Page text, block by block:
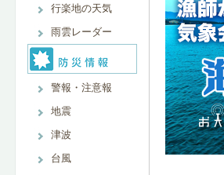
行楽地の天気
雨雲レーダー
警報・注意報
地震
津波
台風